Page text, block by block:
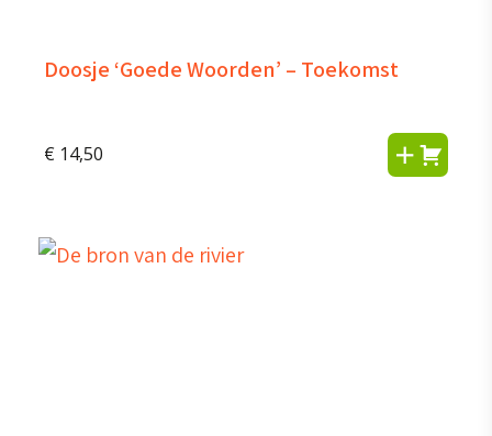
Doosje ‘Goede Woorden’ – Toekomst
€ 14,50